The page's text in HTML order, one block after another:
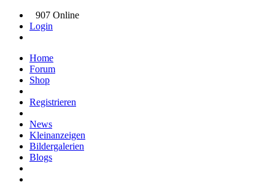
907 Online
Login
Home
Forum
Shop
Registrieren
News
Kleinanzeigen
Bildergalerien
Blogs